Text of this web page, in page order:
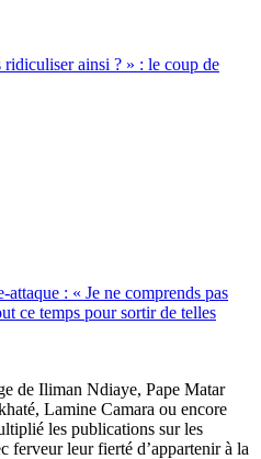
ridiculiser ainsi ? » : le coup de
: « Je ne comprends pas
ce temps pour sortir de telles
de Iliman Ndiaye, Pape Matar
Lamine Camara ou encore
les publications sur les
ferveur leur fierté d’appartenir à la